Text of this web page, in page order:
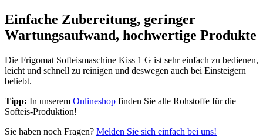
Einfache Zubereitung, geringer
Wartungsaufwand, hochwertige Produkte
Die Frigomat Softeismaschine Kiss 1 G ist sehr einfach zu bedienen,
leicht und schnell zu reinigen und deswegen auch bei Einsteigern
beliebt.
Tipp: In unserem Onlineshop finden Sie alle Rohstoffe für die
Softeis-Produktion!
Sie haben noch Fragen? Melden Sie sich einfach bei uns!